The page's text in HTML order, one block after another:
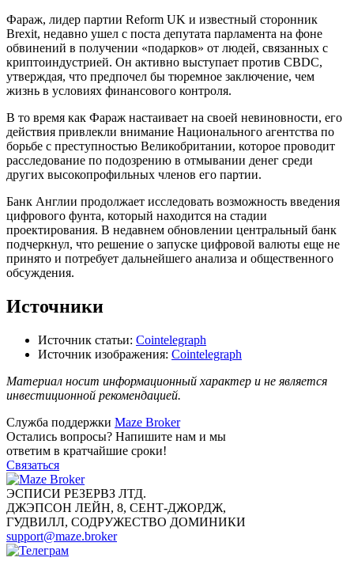
Фараж, лидер партии Reform UK и известный сторонник
Brexit, недавно ушел с поста депутата парламента на фоне
обвинений в получении «подарков» от людей, связанных с
криптоиндустрией. Он активно выступает против CBDC,
утверждая, что предпочел бы тюремное заключение, чем
жизнь в условиях финансового контроля.
В то время как Фараж настаивает на своей невиновности, его
действия привлекли внимание Национального агентства по
борьбе с преступностью Великобритании, которое проводит
расследование по подозрению в отмывании денег среди
других высокопрофильных членов его партии.
Банк Англии продолжает исследовать возможность введения
цифрового фунта, который находится на стадии
проектирования. В недавнем обновлении центральный банк
подчеркнул, что решение о запуске цифровой валюты еще не
принято и потребует дальнейшего анализа и общественного
обсуждения.
Источники
Источник статьи: Cointelegraph
Источник изображения: Cointelegraph
Материал носит информационный характер и не является
инвестиционной рекомендацией.
Служба поддержки Maze Broker
Остались вопросы? Напишите нам и мы
ответим в кратчайшие сроки!
Связаться
ЭСПИСИ РЕЗЕРВЗ ЛТД.
ДЖЭПСОН ЛЕЙН, 8, СЕНТ-ДЖОРДЖ,
ГУДВИЛЛ, СОДРУЖЕСТВО ДОМИНИКИ
support@maze.broker